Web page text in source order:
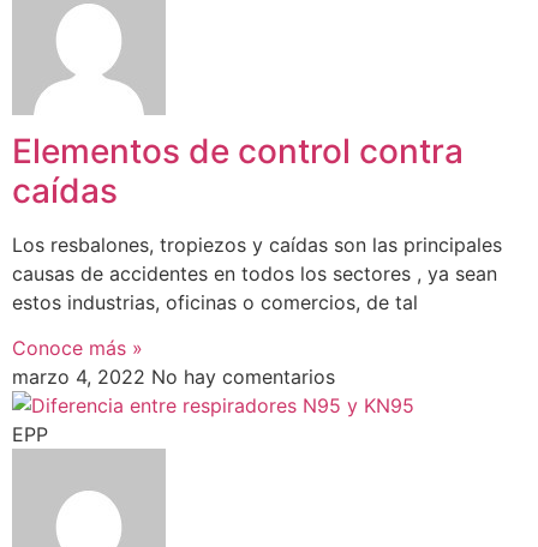
Elementos de control contra
caídas
Los resbalones, tropiezos y caídas son las principales
causas de accidentes en todos los sectores , ya sean
estos industrias, oficinas o comercios, de tal
Conoce más »
marzo 4, 2022 No hay comentarios
EPP